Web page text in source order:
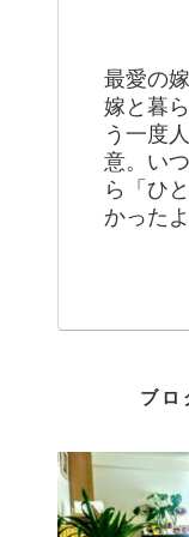
最愛の
嫁と暮
う一度
意。い
ら「ひ
かった
ブロ